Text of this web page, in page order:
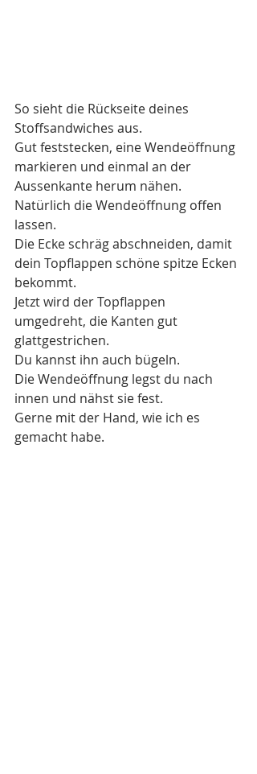
So sieht die Rückseite deines
Stoffsandwiches aus.
Gut feststecken, eine Wendeöffnung
markieren und einmal an der
Aussenkante herum nähen.
Natürlich die Wendeöffnung offen
lassen.
Die Ecke schräg abschneiden, damit
dein Topflappen schöne spitze Ecken
bekommt.
Jetzt wird der Topflappen
umgedreht, die Kanten gut
glattgestrichen.
Du kannst ihn auch bügeln.
Die Wendeöffnung legst du nach
innen und nähst sie fest.
Gerne mit der Hand, wie ich es
gemacht habe.